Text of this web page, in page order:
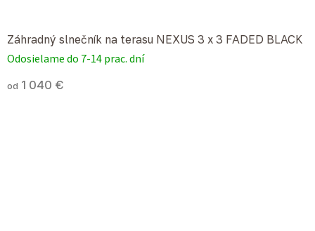
Záhradný slnečník na terasu NEXUS 3 x 3 FADED BLACK
Odosielame do 7-14 prac. dní
od 1 040 €